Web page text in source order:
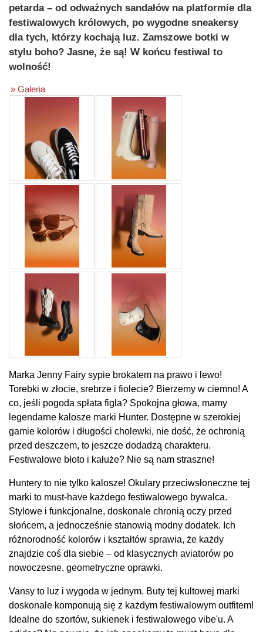
petarda – od odważnych sandałów na platformie dla
festiwalowych królowych, po wygodne sneakersy
dla tych, którzy kochają luz. Zamszowe botki w
stylu boho? Jasne, że są! W końcu festiwal to
wolność!
» Galeria
Marka Jenny Fairy sypie brokatem na prawo i lewo!
Torebki w złocie, srebrze i fiolecie? Bierzemy w ciemno! A
co, jeśli pogoda spłata figla? Spokojna głowa, mamy
legendarne kalosze marki Hunter. Dostępne w szerokiej
gamie kolorów i długości cholewki, nie dość, że ochronią
przed deszczem, to jeszcze dodadzą charakteru.
Festiwalowe błoto i kałuże? Nie są nam straszne!
Huntery to nie tylko kalosze! Okulary przeciwsłoneczne tej
marki to must-have każdego festiwalowego bywalca.
Stylowe i funkcjonalne, doskonale chronią oczy przed
słońcem, a jednocześnie stanowią modny dodatek. Ich
różnorodność kolorów i kształtów sprawia, że każdy
znajdzie coś dla siebie – od klasycznych aviatorów po
nowoczesne, geometryczne oprawki.
Vansy to luz i wygoda w jednym. Buty tej kultowej marki
doskonale komponują się z każdym festiwalowym outfitem!
Idealne do szortów, sukienek i festiwalowego vibe'u. A